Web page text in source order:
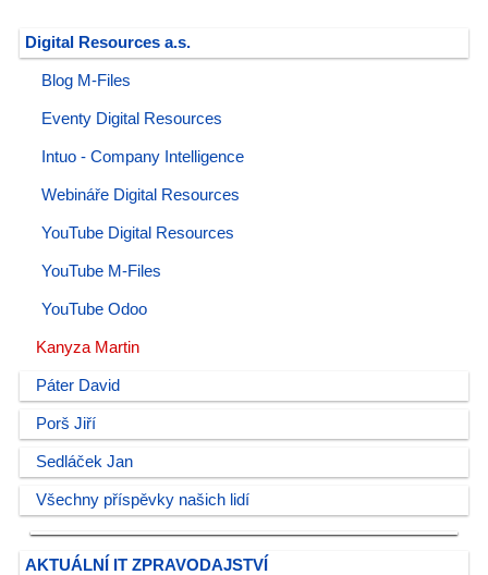
Digital Resources a.s.
Blog M-Files
Eventy Digital Resources
Intuo - Company Intelligence
Webináře Digital Resources
YouTube Digital Resources
YouTube M-Files
YouTube Odoo
Kanyza Martin
Páter David
Porš Jiří
Sedláček Jan
Všechny příspěvky našich lidí
AKTUÁLNÍ IT ZPRAVODAJSTVÍ